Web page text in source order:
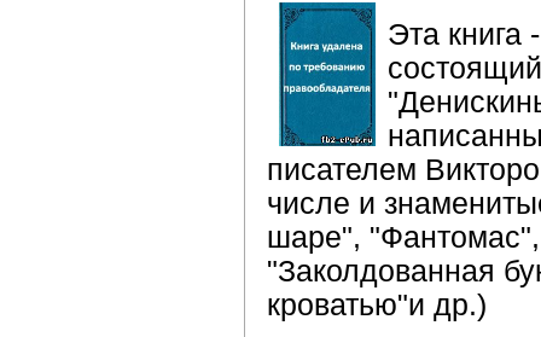
Эта книга
писателем
числе и
шаре", "Фантомас",
"Заколдованная
кроватью"и др.)